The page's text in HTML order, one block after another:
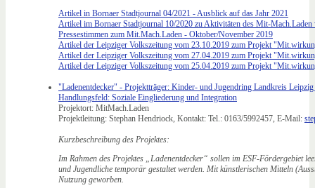
Artikel in Bornaer Stadtjournal 04/2021 - Ausblick auf das Jahr 2021
Artikel im Bornaer Stadtjournal 10/2020 zu Aktivitäten des Mit-Mach.Laden
Pressestimmen zum Mit.Mach.Laden - Oktober/November 2019
Artikel der Leipziger Volkszeitung vom 23.10.2019 zum Projekt
Artikel der Leipziger Volkszeitung vom 27.04.2019 zum Projekt
Artikel der Leipziger Volkszeitung vom 25.04.2019 zum Projekt
"Ladenentdecker" - Projektträger: Kinder- und Jugendring Landkreis Leipzig
Handlungsfeld: Soziale Eingliederung und Integration
Projektort: MitMach.Laden
Projektleitung: Stephan Hendriock, Kontakt: Tel.: 0163/5992457, E-Mail:
Kurzbeschreibung des Projektes:
Im Rahmen des Projektes „Ladenentdecker“ sollen im ESF-Fördergebiet
und Jugendliche temporär gestaltet werden. Mit künstlerischen Mitteln
Nutzung geworben.